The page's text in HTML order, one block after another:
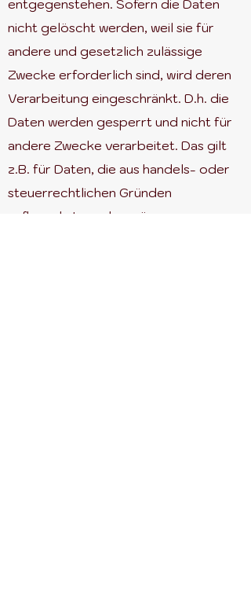
entgegenstehen. Sofern die Daten
nicht gelöscht werden, weil sie für
andere und gesetzlich zulässige
Zwecke erforderlich sind, wird deren
Verarbeitung eingeschränkt. D.h. die
Daten werden gesperrt und nicht für
andere Zwecke verarbeitet. Das gilt
z.B. für Daten, die aus handels- oder
steuerrechtlichen Gründen
aufbewahrt werden müssen.